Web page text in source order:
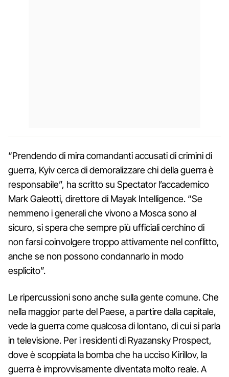
“Prendendo di mira comandanti accusati di crimini di
guerra, Kyiv cerca di demoralizzare chi della guerra è
responsabile”, ha scritto su Spectator l’accademico
Mark Galeotti, direttore di Mayak Intelligence. “Se
nemmeno i generali che vivono a Mosca sono al
sicuro, si spera che sempre più ufficiali cerchino di
non farsi coinvolgere troppo attivamente nel conflitto,
anche se non possono condannarlo in modo
esplicito”.
Le ripercussioni sono anche sulla gente comune. Che
nella maggior parte del Paese, a partire dalla capitale,
vede la guerra come qualcosa di lontano, di cui si parla
in televisione. Per i residenti di Ryazansky Prospect,
dove è scoppiata la bomba che ha ucciso Kirillov, la
guerra è improvvisamente diventata molto reale. A